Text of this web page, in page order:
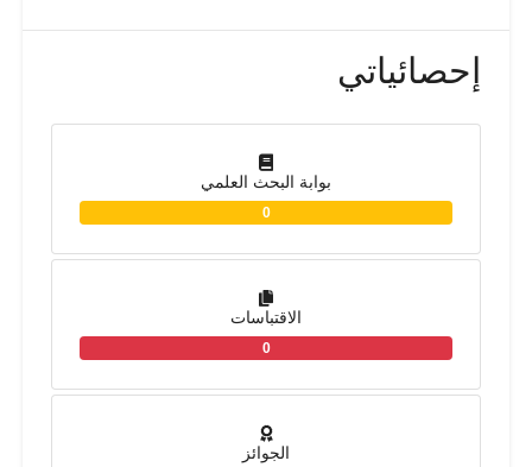
إحصائياتي
بوابة البحث العلمي
0
الاقتباسات
0
الجوائز